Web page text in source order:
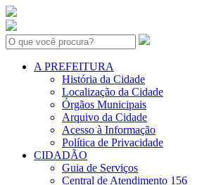
Search:
A PREFEITURA
História da Cidade
Localização da Cidade
Órgãos Municipais
Arquivo da Cidade
Acesso à Informação
Política de Privacidade
CIDADÃO
Guia de Serviços
Central de Atendimento 156